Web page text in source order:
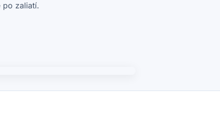
po zaliatí.